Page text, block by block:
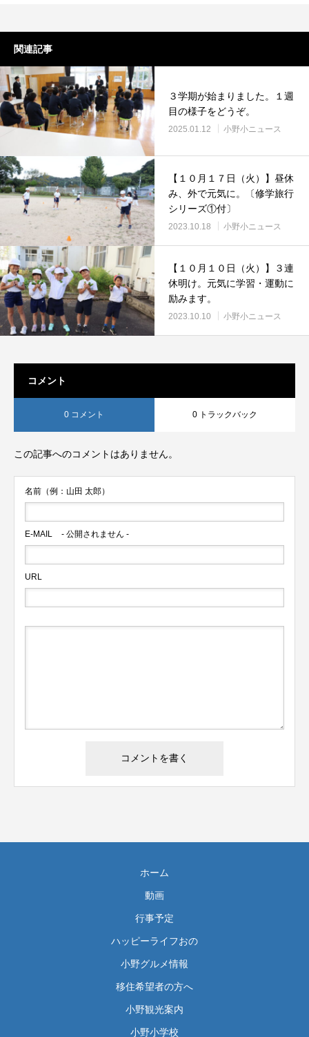
関連記事
３学期が始まりました。１週
目の様子をどうぞ。
2025.01.12 小野小ニュース
【１０月１７日（火）】昼休
み、外で元気に。〔修学旅行
シリーズ①付〕
2023.10.18 小野小ニュース
【１０月１０日（火）】３連
休明け。元気に学習・運動に
励みます。
2023.10.10 小野小ニュース
コメント
0 コメント 0 トラックバック
この記事へのコメントはありません。
名前（例：山田 太郎）
E-MAIL - 公開されません -
URL
ホーム
動画
行事予定
ハッピーライフおの
小野グルメ情報
移住希望者の方へ
小野観光案内
小野小学校